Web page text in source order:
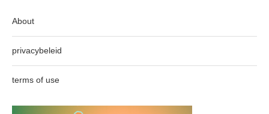
About
privacybeleid
terms of use